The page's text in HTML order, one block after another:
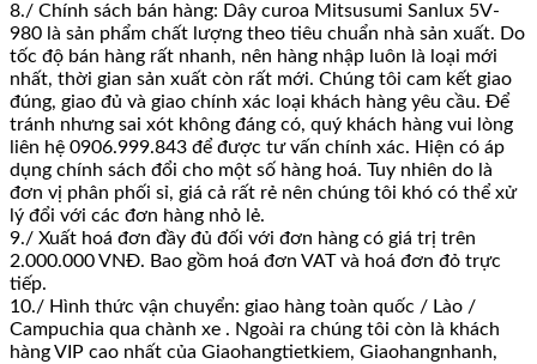
8./ Chính sách bán hàng: Dây curoa Mitsusumi Sanlux 5V-
980 là sản phẩm chất lượng theo tiêu chuẩn nhà sản xuất. Do
tốc độ bán hàng rất nhanh, nên hàng nhập luôn là loại mới
nhất, thời gian sản xuất còn rất mới. Chúng tôi cam kết giao
đúng, giao đủ và giao chính xác loại khách hàng yêu cầu. Để
tránh nhưng sai xót không đáng có, quý khách hàng vui lòng
liên hệ 0906.999.843 để được tư vấn chính xác. Hiện có áp
dụng chính sách đổi cho một số hàng hoá. Tuy nhiên do là
đơn vị phân phối sỉ, giá cả rất rẻ nên chúng tôi khó có thể xử
lý đổi với các đơn hàng nhỏ lẻ.
9./ Xuất hoá đơn đầy đủ đối với đơn hàng có giá trị trên
2.000.000 VNĐ. Bao gồm hoá đơn VAT và hoá đơn đỏ trực
tiếp.
10./ Hình thức vận chuyển: giao hàng toàn quốc / Lào /
Campuchia qua chành xe . Ngoài ra chúng tôi còn là khách
hàng VIP cao nhất của Giaohangtietkiem, Giaohangnhanh,